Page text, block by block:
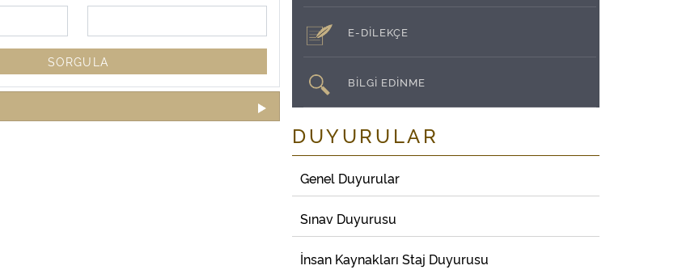
SORGULA
E-DİLEKÇE
BİLGİ EDİNME
DUYURULAR
Genel Duyurular
Sınav Duyurusu
İnsan Kaynakları Staj Duyurusu